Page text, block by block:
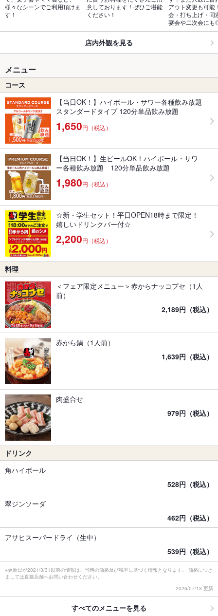
様々なシーンでご利用頂けま
す！
意しております！ぜひご堪能
ください！
アウト変更も可能
会・打ち上げ・同
宴会や二次会に
店内外観を見る
メニュー
コース
【当日OK！】ハイボール・サワー各種飲み放題
スタンダードタイプ 120分単品飲み放題
1,650円（税込）
【当日OK！】生ビールOK！ハイボール・サワ
ー各種飲み放題 120分単品飲み放題
1,980円（税込）
☆新・学生セット！平日OPEN18時まで限定！
嬉しいドリンクバー付☆
2,200円（税込）
料理
＜フェア限定メニュー＞赤からナッコプセ（1人
前）
2,189円（税込）
赤から鍋（1人前）
1,639円（税込）
肉盛合せ
979円（税込）
ドリンク
角ハイボール
528円（税込）
翠ジンソーダ
462円（税込）
アサヒスーパードライ（生中）
539円（税込）
※更新日が2021/3/31以前の情報は、当時の価格及び税率に基づく情報となります。 価格につき
ましては直接店舗へお問い合わせください。
2026/07/13 更新
すべてのメニューを見る